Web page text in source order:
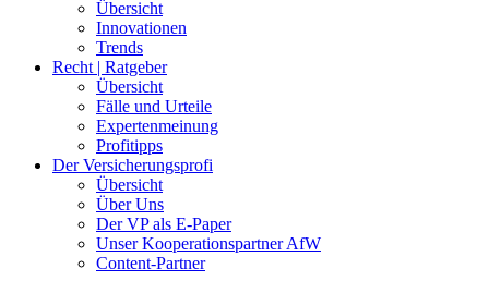
Übersicht
Innovationen
Trends
Recht | Ratgeber
Übersicht
Fälle und Urteile
Expertenmeinung
Profitipps
Der Versicherungsprofi
Übersicht
Über Uns
Der VP als E-Paper
Unser Kooperationspartner AfW
Content-Partner